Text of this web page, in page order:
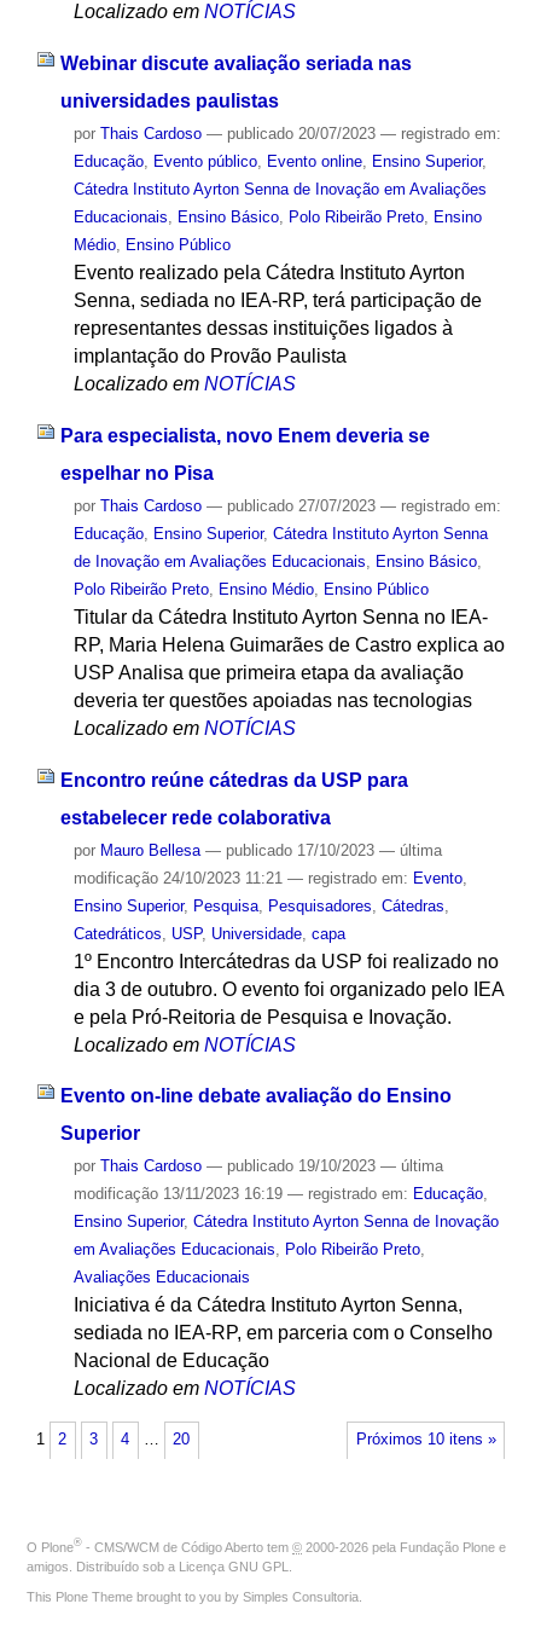
Localizado em NOTÍCIAS
Webinar discute avaliação seriada nas
universidades paulistas
por Thais Cardoso — publicado20/07/2023 — registrado em:
Educação, Evento público, Evento online, Ensino Superior,
Cátedra Instituto Ayrton Senna de Inovação em Avaliações
Educacionais, Ensino Básico, Polo Ribeirão Preto, Ensino
Médio, Ensino Público
Evento realizado pela Cátedra Instituto Ayrton
Senna, sediada no IEA-RP, terá participação de
representantes dessas instituições ligados à
implantação do Provão Paulista
Localizado em NOTÍCIAS
Para especialista, novo Enem deveria se
espelhar no Pisa
por Thais Cardoso — publicado27/07/2023 — registrado em:
Educação, Ensino Superior, Cátedra Instituto Ayrton Senna
de Inovação em Avaliações Educacionais
Ensino Básico,
Polo Ribeirão Preto, Ensino Médio, Ensino Público
Titular da Cátedra Instituto Ayrton Senna no IEA-
RP, Maria Helena Guimarães de Castro explica ao
USP Analisa que primeira etapa da avaliação
deveria ter questões apoiadas nas tecnologias
Localizado em NOTÍCIAS
Encontro reúne cátedras da USP para
estabelecer rede colaborativa
por Mauro Bellesa — publicado17/10/2023 — última
modificação24/10/2023 11:21 — registrado em: Evento,
Ensino Superior, Pesquisa, Pesquisadores Cátedras
Catedráticos
USP, Universidade, capa
1º Encontro Intercátedras da USP foi realizado no
dia 3 de outubro. O evento foi organizado pelo IEA
e pela Pró-Reitoria de Pesquisa e Inovação.
Localizado em NOTÍCIAS
Evento on-line debate avaliação do Ensino
Superior
por Thais Cardoso — publicado19/10/2023 — última
modificação13/11/2023 16:19 — registrado em: Educação,
Ensino Superior, Cátedra Instituto Ayrton Senna de Inovação
em Avaliações Educacionais, Polo Ribeirão Preto,
Avaliações Educacionais
Iniciativa é da Cátedra Instituto Ayrton Senna,
sediada no IEA-RP, em parceria com o Conselho
Nacional de Educação
Localizado em NOTÍCIAS
Próximos 10 itens »
1 2 3 4 … 20
O Plone® - CMS/WCM de Código Aberto tem © 2000-2026 pela Fundação Plone e
amigos. Distribuído sob a Licença GNU GPL
This Plone Theme brought to you by Simples Consultoria